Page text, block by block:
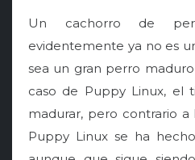
s
t
e
o
Un cachorro de
evidentemente ya no es
sea un gran perro
caso de Puppy Linux, el
madurar, pero contrario a
Puppy Linux se ha